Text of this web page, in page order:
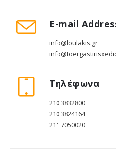
E-mail
info@loulakis.gr
Τηλέφωνα
210 3832800
210 3824164
211 7050020